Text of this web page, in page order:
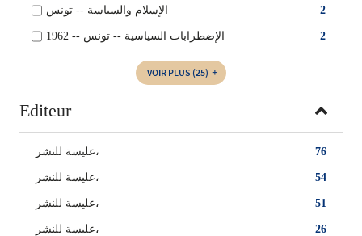
2 الإسلام والسياسة‏ -- ‏تونس‏
2 الإضطرابات السياسية‏‏ -- ‏تونس -- ‏1962
VOIR PLUS (25)
Editeur
76 عليسة للنشر،
54 ‏عليسة للنشر‏،
51 ‏عليسة للنشر،
26 عليسة للنشر‏،